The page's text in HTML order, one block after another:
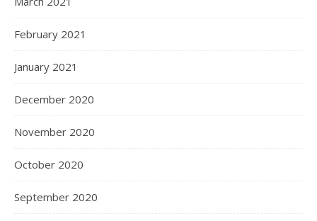
February 2021
January 2021
December 2020
November 2020
October 2020
September 2020